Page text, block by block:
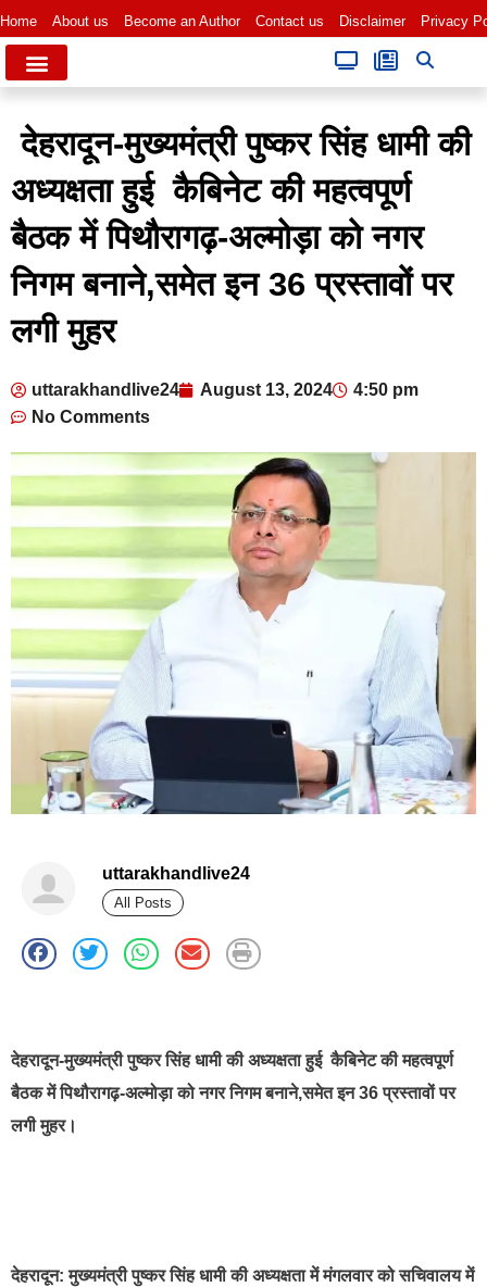
Home About us Become an Author Contact us Disclaimer Privacy
देहरादून-मुख्यमंत्री पुष्कर सिंह धामी की
अध्यक्षता हुई कैबिनेट की महत्वपूर्ण
बैठक में पिथौरागढ़-अल्मोड़ा को नगर
निगम बनाने,समेत इन 36 प्रस्तावों पर
लगी मुहर
uttarakhandlive24 August 13, 2024
4:50 pm
No Comments
uttarakhandlive24
All Posts
देहरादून-मुख्यमंत्री पुष्कर सिंह धामी की अध्यक्षता हुई कैबिनेट की महत्वपूर्ण
बैठक में पिथौरागढ़-अल्मोड़ा को नगर निगम बनाने,समेत इन 36 प्रस्तावों पर
लगी मुहर।
देहरादून: मुख्यमंत्री पुष्कर सिंह धामी की अध्यक्षता में मंगलवार को सचिवालय में